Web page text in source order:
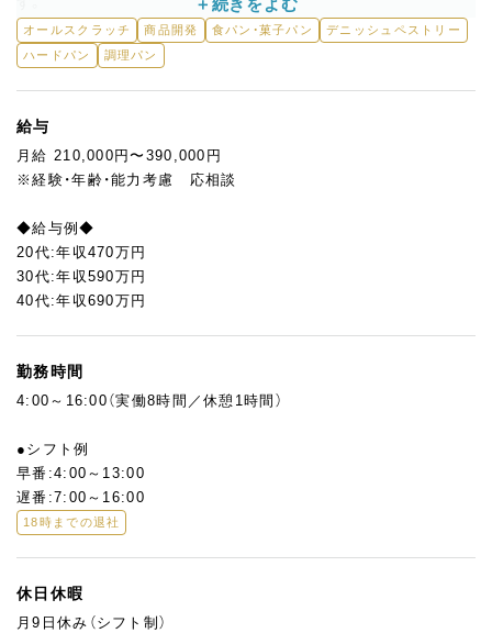
☆販売のサポートをいただくこともあります。
一般職→副店長→店長→事業部マネージャー→役員
※上記ステップで役員までキャリアパスの実績有
オールスクラッチ 商品開発 食パン・菓子パン
デニッシュペストリー
ハードパン
調理パン
給与
月給 210,000円〜390,000円
※経験・年齢・能力考慮 応相談
◆給与例◆
20代:年収470万円
30代:年収590万円
40代:年収690万円
勤務時間
4:00～16:00（実働8時間／休憩1時間）
●シフト例
早番:4:00～13:00
遅番:7:00～16:00
18時までの退社
休日休暇
月9日休み（シフト制）